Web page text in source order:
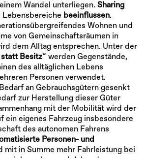
Wandel unterliegen. Sharing
Lebensbereiche beeinflussen.
Wohnen und
von Gemeinschaftsräumen in
dem Alltag entsprechen. Unter der
statt Besitz“ werden Gegenstände,
des alltäglichen Lebens
Personen verwendet.
an Gebrauchsgütern gesenkt
zur Herstellung dieser Güter
mit der Mobilität wird der
ein eigenes Fahrzeug insbesondere
des autonomen Fahrens
Personen- und
mit in Summe mehr Fahrleistung bei